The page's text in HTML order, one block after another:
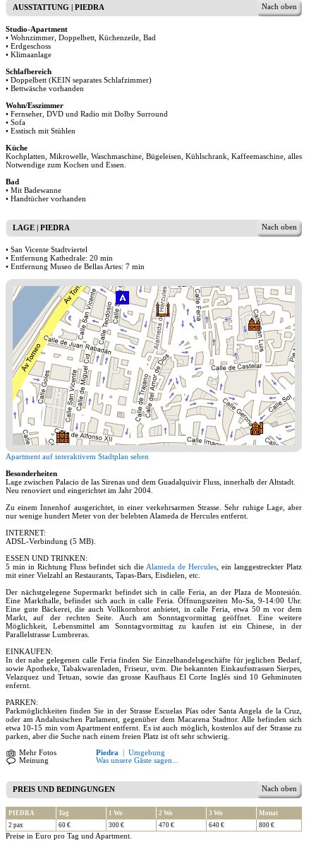
Nach oben
AUSSTATTUNG | PIEDRA
Studio-Apartment
• Wohnzimmer, Doppelbett, Küchenzeile, Bad
• Erdgeschoss
• Klimaanlage
Schlafbereich
• Doppelbett (KEIN separates Schlafzimmer)
• Bettwäsche vorhanden
Wohn/Esszimmer
• Fernseher, DVD und Radio mit Dolby Surround
• Sofa
• Esstisch mit Stühlen
Küche
Kochplatten, Mikrowelle, Waschmaschine, Bügeleisen, Kühlschrank, Kaffeemaschine, alles
Notwendige zum Kochen und Essen.
Bad
• Mit Badewanne
• Handtücher vorhanden
Nach oben
LAGE | PIEDRA
• San Vicente Stadtviertel
• Entfernung Kathedrale: 20 min
• Entfernung Museo de Bellas Artes: 7 min
Apartment auf interaktivem Stadtplan sehen
Besonderheiten
Lage zwischen Palacio de las Sirenas und dem Guadalquivir Fluss, innerhalb der Altstadt.
Neu renoviert und eingerichtet im Jahr 2004.
Zu einem Innenhof ausgerichtet, in einer verkehrsarmen Strasse. Sehr ruhige Lage, aber
nur wenige hundert Meter von der belebten Alameda de Hercules entfernt.
INTERNET:
ADSL-Verbindung (5 MB).
ESSEN UND TRINKEN:
5 min in Richtung Fluss befindet sich die Alameda de Hercules , ein langgestreckter Platz
mit einer Vielzahl an Restaurants, Tapas-Bars, Eisdielen, etc.
Der nächstgelegene Supermarkt befindet sich in calle Feria, an der Plaza de Montesión.
Eine Markthalle, befindet sich auch in calle Feria. Öffnungszeiten Mo-Sa, 9-14:00 Uhr.
Eine gute Bäckerei, die auch Vollkornbrot anbietet, in calle Feria, etwa 50 m vor dem
Markt, auf der rechten Seite. Auch am Sonntagvormittag geöffnet. Eine weitere
Möglichkeit, Lebensmittel am Sonntagvormittag zu kaufen ist ein Chinese, in der
Parallelstrasse Lumbreras.
EINKAUFEN:
In der nahe gelegenen calle Feria finden Sie Einzelhandelsgeschäfte für jeglichen Bedarf,
sowie Apotheke, Tabakwarenladen, Friseur, uvm. Die bekannten Einkaufsstrassen Sierpes,
Velazquez und Tetuan, sowie das grosse Kaufhaus El Corte Inglés sind 10 Gehminuten
enfernt.
PARKEN:
Parkmöglichkeiten finden Sie in der Strasse Escuelas Pías oder Santa Angela de la Cruz,
oder am Andalusischen Parlament, gegenüber dem Macarena Stadttor. Alle befinden sich
etwa 10-15 min vom Apartment entfernt. Es ist auch möglich, kostenlos auf der Strasse zu
parken, aber die Suche nach einem freien Platz ist oft sehr schwierig.
Mehr Fotos Piedra
Umgebung
Meinung
Was unsere Gäste sagen...
Nach oben
PREIS UND BEDINGUNGEN
PIEDRA Tag 1 Wo 2 Wo 3 Wo
Monat
2 pax
60 € 300 € 470 € 640 € 800 €
Preise in Euro pro Tag und Apartment.